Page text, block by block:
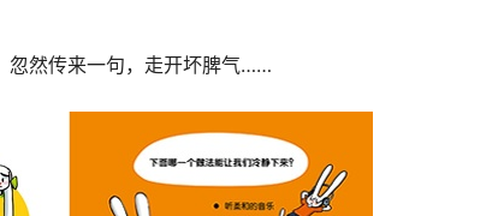
说：“好吧，那我们要做个约定。”“如果我们其中一个输
道。看到天快黑了，他问踢踢：“我们玩扑克吧？”“好啊！我